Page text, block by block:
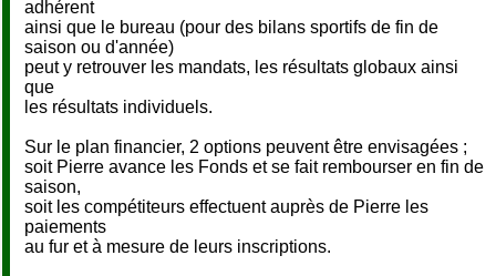
adhérent
ainsi que le bureau (pour des bilans sportifs de fin de
saison ou d'année)
peut y retrouver les mandats, les résultats globaux ainsi
que
les résultats individuels.
Sur le plan financier, 2 options peuvent être envisagées ;
soit Pierre avance les Fonds et se fait rembourser en fin de
saison,
soit les compétiteurs effectuent auprès de Pierre les
paiements
au fur et à mesure de leurs inscriptions.